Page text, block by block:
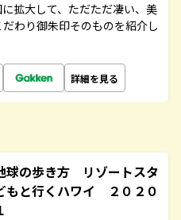
拡大して、ただただ凄い、美
わり御朱印そのものを紹介し
詳細を見る
の歩き方 リゾートスタ
と行くハワイ ２０２０